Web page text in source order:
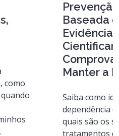
como
Baseada
Manter a
Saiba como
dependência
quais são os
tratamentos